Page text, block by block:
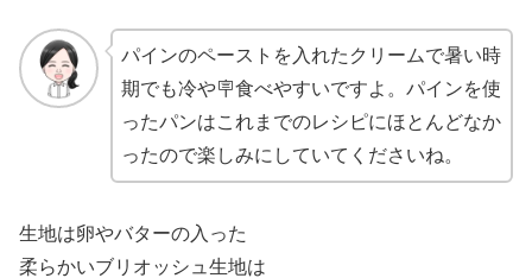
パインのペーストを入れたクリームで暑い時
期でも冷や🪧食べやすいですよ。パインを使
ったパンはこれまでのレシピにほとんどなか
ったので楽しみにしていてくださいね。
生地は卵やバターの入った
柔らかいブリオッシュ生地は